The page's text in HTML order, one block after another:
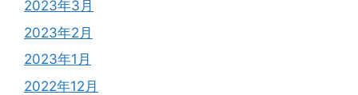
2023年3月
2023年2月
2023年1月
2022年12月